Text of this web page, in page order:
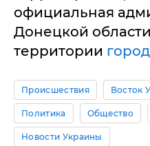
официальная
Донецкой
территории
Происшествия Восток
Политика Общество
Новости Украины